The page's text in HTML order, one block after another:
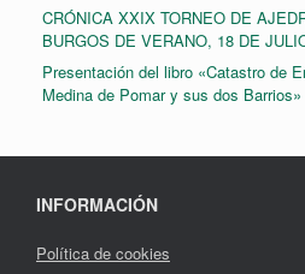
CRÓNICA XXIX TORNEO DE
BURGOS DE VERANO, 18 DE
Presentación del libro «Catastro de
Medina de Pomar y sus dos Barrios»
INFORMACIÓN
Política de cookies